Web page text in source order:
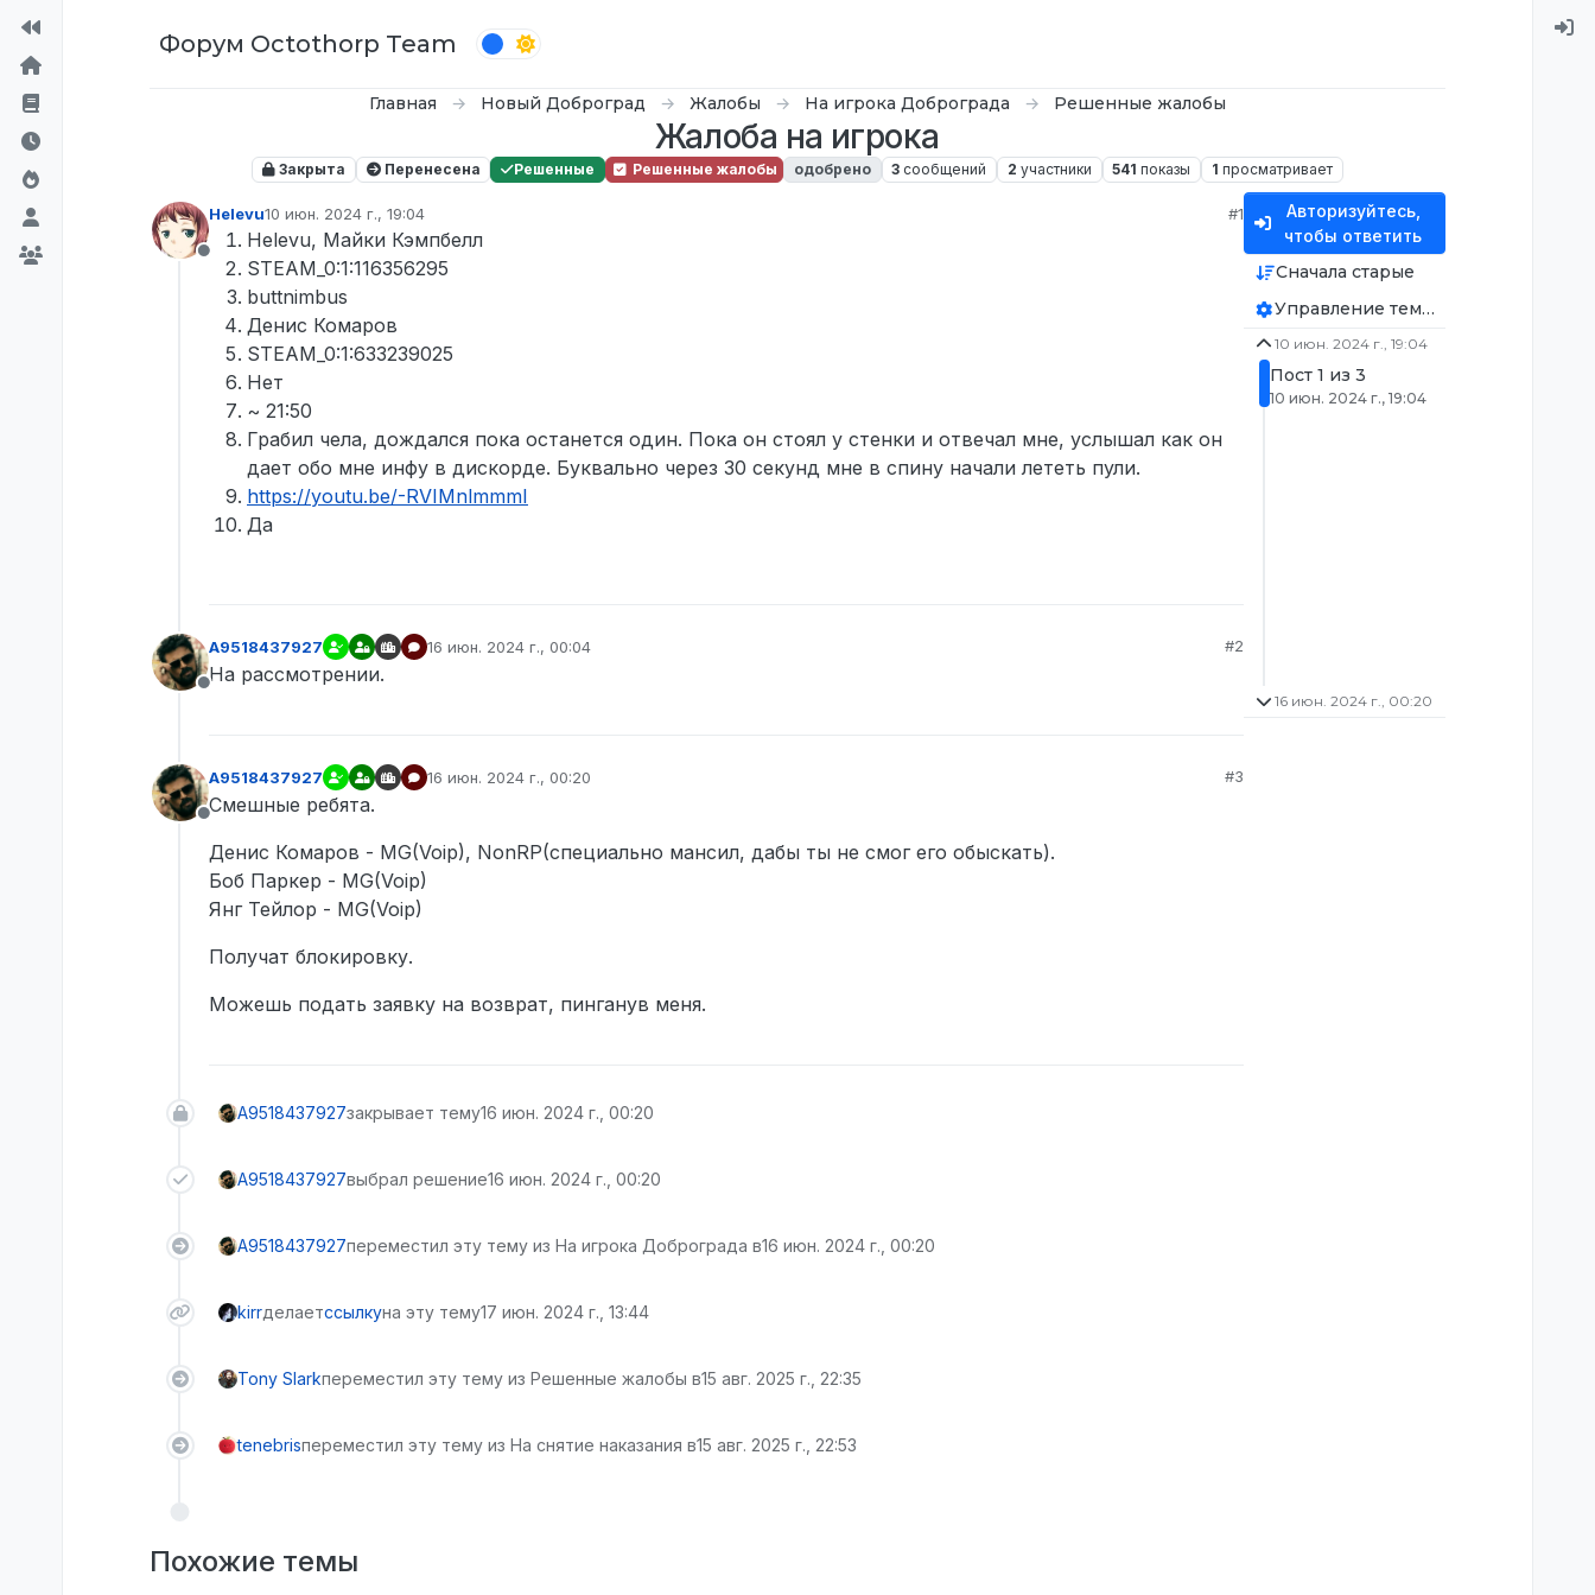
Форум Octothorp Team
Главная Новый Доброград Жалобы На игрока Доброграда Решенные жалобы
Жалоба на игрока
Закрыта Перенесена Решенные Решенные жалобы одобрено 3 сообщений 2 участники 541 показы 1 просматривает
Не в сети
Helevu10 июн. 2024 г., 19:04
отредактировано
#1
Helevu, Майки Кэмпбелл
STEAM_0:1:116356295
buttnimbus
Денис Комаров
STEAM_0:1:633239025
Нет
~ 21:50
Грабил чела, дождался пока останется один. Пока он стоял у стенки и отвечал мне, услышал как он
дает обо мне инфу в дискорде. Буквально через 30 секунд мне в спину начали лететь пули.
https://youtu.be/-RVIMnlmmmI
Да
Не в сети
A9518437927 16 июн. 2024 г., 00:04
отредактировано
#2
На рассмотрении.
Не в сети
A9518437927 16 июн. 2024 г., 00:20
отредактировано
#3
Смешные ребята.
Денис Комаров - MG(Voip), NonRP(специально мансил, дабы ты не смог его обыскать).
Боб Паркер - MG(Voip)
Янг Тейлор - MG(Voip)
Получат блокировку.
Можешь подать заявку на возврат, пинганув меня.
A9518437927закрывает тему16 июн. 2024 г., 00:20
A9518437927выбрал решение16 июн. 2024 г., 00:20
A9518437927переместил эту тему из На игрока Доброграда в16 июн. 2024 г., 00:20
kirrделаетссылкуна эту тему17 июн. 2024 г., 13:44
Tony Slarkпереместил эту тему из Решенные жалобы в15 авг. 2025 г., 22:35
tenebrisпереместил эту тему из На снятие наказания в15 авг. 2025 г., 22:53
Авторизуйтесь,
чтобы ответить
Сначала старые
Управление темой
10 июн. 2024 г., 19:04
Пост 1 из 3
10 июн. 2024 г., 19:04
16 июн. 2024 г., 00:20
Похожие темы